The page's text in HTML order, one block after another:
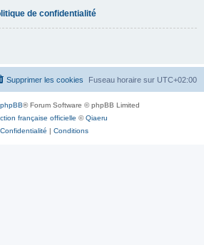
de confidentialité
Fuseau horaire sur UTC+02:00
Supprimer les cookies
phpBB® Forum Software © phpBB Limited
française officielle ©Qiaeru
Confidentialité | Conditions